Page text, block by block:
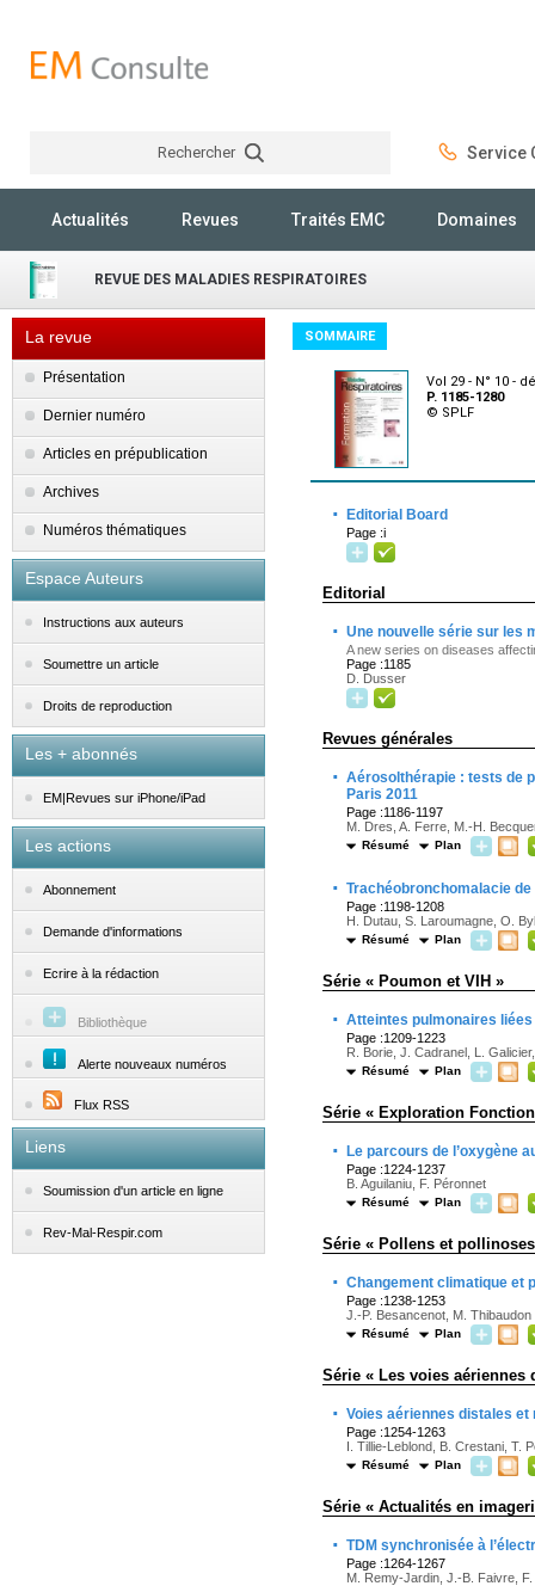
Rechercher Service
Actualités Revues Traités EMC Domaines
REVUE DES MALADIES RESPIRATOIRES
La revue
Présentation
Dernier numéro
Articles en prépublication
Archives
Numéros thématiques
Espace Auteurs
Instructions aux auteurs
Soumettre un article
Droits de reproduction
Les + abonnés
EM|Revues sur iPhone/iPad
Les actions
Abonnement
Demande d'informations
Ecrire à la rédaction
Bibliothèque
Alerte nouveaux numéros
Flux RSS
Liens
Soumission d'un article en ligne
Rev-Mal-Respir.com
SOMMAIRE
Vol 29 - N° 10 -
P. 1185-1280
© SPLF
· Editorial Board
Page :i
Editorial
· Une nouvelle série sur les
A new series on diseases
Page :1185
D. Dusser
Revues générales
· Aérosolthérapie : tests de
Paris 2011
Page :1186-1197
M. Dres, A. Ferre, M.-H.
Résumé Plan
· Trachéobronchomalacie
Page :1198-1208
H. Dutau, S. Laroumagne, O.
Résumé Plan
Série « Poumon et VIH »
· Atteintes pulmonaires liées
Page :1209-1223
R. Borie, J. Cadranel, L.
Résumé Plan
Série « Exploration
· Le parcours de l’oxygène
Page :1224-1237
B. Aguilaniu, F. Péronnet
Résumé Plan
Série « Pollens et
· Changement climatique et
Page :1238-1253
J.-P. Besancenot, M. Thibaudon
Résumé Plan
Série « Les voies aériennes
· Voies aériennes distales
Page :1254-1263
I. Tillie-Leblond, B. Crestani, T.
Résumé Plan
Série « Actualités en
· TDM synchronisée à
Page :1264-1267
M. Remy-Jardin, J.-B. Faivre,